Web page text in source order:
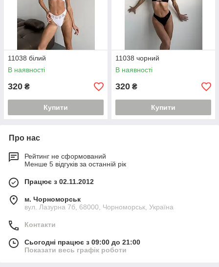
11038 білий
В наявності
320 ₴
Купити
11038 чорний
В наявності
320 ₴
Купити
Про нас
Рейтинг не сформований
Менше 5 відгуків за останній рік
Працює з 02.11.2012
м. Чорноморськ
вул. Лазурна 7б, 68000, Чорноморськ, Україна
Контакти
Сьогодні працює з 09:00 до 21:00
Показати весь графік роботи